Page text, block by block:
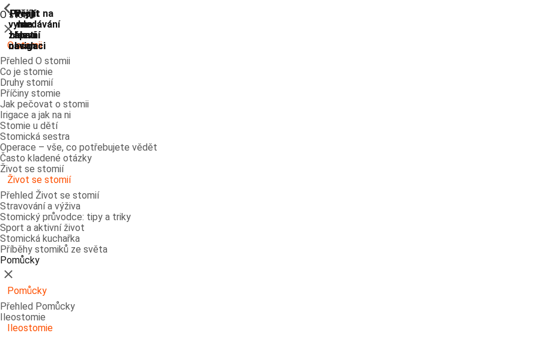
Přejít na
vyhledávání
Přejít
na
hlavní
navigaci
Přejít
na
hlavní
navigaci
Přejít
na
hlavní
obsah
Přejít
na
zápatí
O stomii
ShowPrevious
Zavřít
O stomii
Přehled O stomii
Co je stomie
Druhy stomií
Příčiny stomie
Jak pečovat o stomii
Irigace a jak na ni
Stomie u dětí
Stomická sestra
Operace – vše, co potřebujete vědět
Často kladené otázky
Život se stomií
ShowPrevious
Život se stomií
Přehled Život se stomií
Stravování a výživa
Stomický průvodce: tipy a triky
Sport a aktivní život
Stomická kuchařka
Příběhy stomiků ze světa
Pomůcky
ShowPrevious
Zavřít
Pomůcky
Přehled Pomůcky
Ileostomie
ShowPrevious
Ileostomie
ShowPrevious
ShowPrevious
ShowPrevious
ShowPrevious